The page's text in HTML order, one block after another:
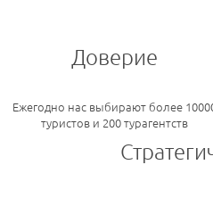
Доверие
Ежегодно нас выбирают более
туристов и 200 турагентств